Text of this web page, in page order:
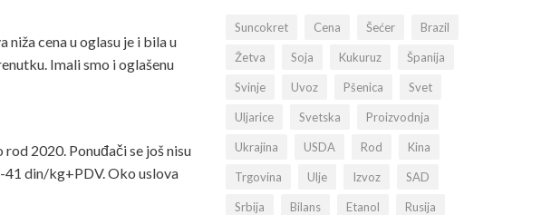
niža cena u oglasu je i bila u
Imali smo i oglašenu
2020. Ponuđači se još nisu
41 din/kg+PDV. Oko uslova
Suncokret Cena Šećer Brazil
Žetva Soja Kukuruz Španija
Svinje Uvoz Pšenica Svet
Uljarice Svetska Proizvodnja
Ukrajina USDA Rod Kina
Trgovina Ulje Izvoz SAD
Srbija Bilans Etanol Rusija